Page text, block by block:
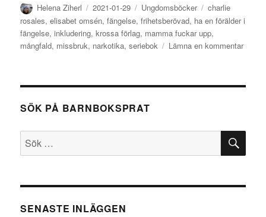
Författare
Helena Ziherl
Publicerat
den
2021-01-29 Kategorier
Ungdomsböcker Etiketter
charlie
rosales,elisabet omsén,fängelse,frihetsberövad, ha en förälder i
fängelse,inkludering,krossa förlag, mamma fuckar upp,
mångfald, missbruk, narkotika,seriebok Lämna en kommentartill
SÖK PÅ BARNBOKSPRAT
Sök
SENASTE INLÄGGEN